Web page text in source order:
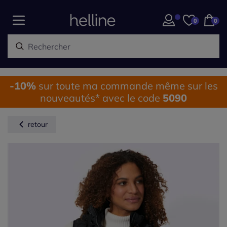
0 0
-10%sur toute ma commande même sur les
nouveautés* avec le code 5090
retour